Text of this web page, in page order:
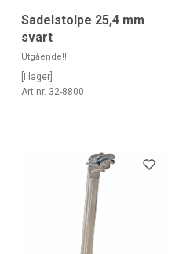
Sadelstolpe 25,4 mm
svart
Utgående!!
[I lager]
Art nr. 32-8800